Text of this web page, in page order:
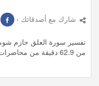
شارك مع أصدقائك ›
من 62.9 دقيقة من محاضرات المميزة مجانا.